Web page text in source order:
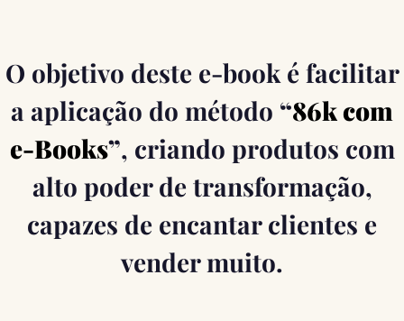
O objetivo deste e-book é facilitar
a aplicação do método “86k com
e-Books”, criando produtos com
alto poder de transformação,
capazes de encantar clientes e
vender muito.